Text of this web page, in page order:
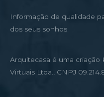
Informação de qualidade
dos seus sonhos
Arquitecasa é uma criação
Virtuais Ltda., CNPJ